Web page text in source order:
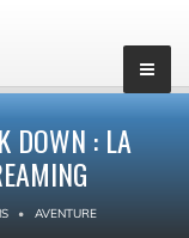
DOWN : LA
AVENTURE